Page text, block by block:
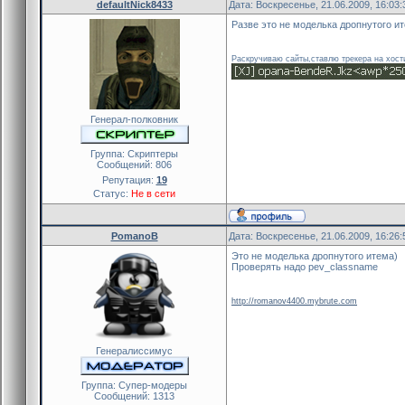
defaultNick8433 Дата: Воскресенье, 21.06.2009,
Генерал-полковник
Группа: Скриптеры
Сообщений: 806
Репутация: 19
Статус: Не в сети
Разве это не моделька дропнутого
Раскручиваю сайты,ставлю трекера на
PomanoB Дата: Воскресенье, 21.06.2009,
Генералиссимус
Группа: Cупер-модеры
Сообщений: 1313
Это не моделька дропнутого итема)
Проверять надо pev_classname
http://romanov4400.mybrute.com